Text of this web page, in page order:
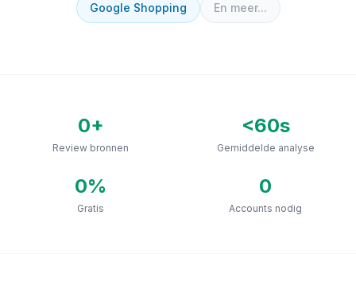
Google Shopping En meer...
0+
Review bronnen
<60s
Gemiddelde analyse
0%
Gratis
0
Accounts nodig